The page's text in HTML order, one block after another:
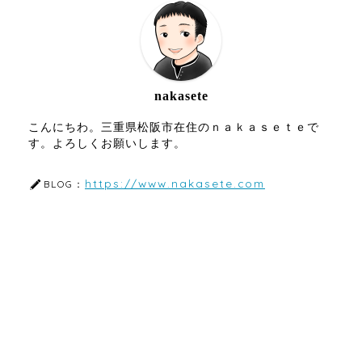
nakasete
こんにちわ。三重県松阪市在住のｎａｋａｓｅｔｅで
す。よろしくお願いします。
BLOG： https://www.nakasete.com